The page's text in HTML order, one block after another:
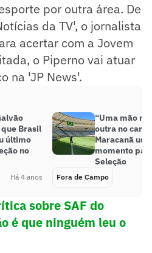
por outra área. De
da TV', o jornalista
acertar com a Jovem
o Piperno vai atuar
na 'JP News'.
que Brasil
último
no
Há 4 anos
“Uma mão
outra no
Maracanã
momento
Seleção
Fora de Campo
sobre SAF do
é que ninguém leu o